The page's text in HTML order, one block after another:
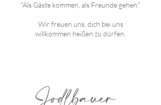
"Als Gäste kommen, als Freunde gehen."
Wir freuen uns, dich bei uns
willkommen heißen zu dürfen.